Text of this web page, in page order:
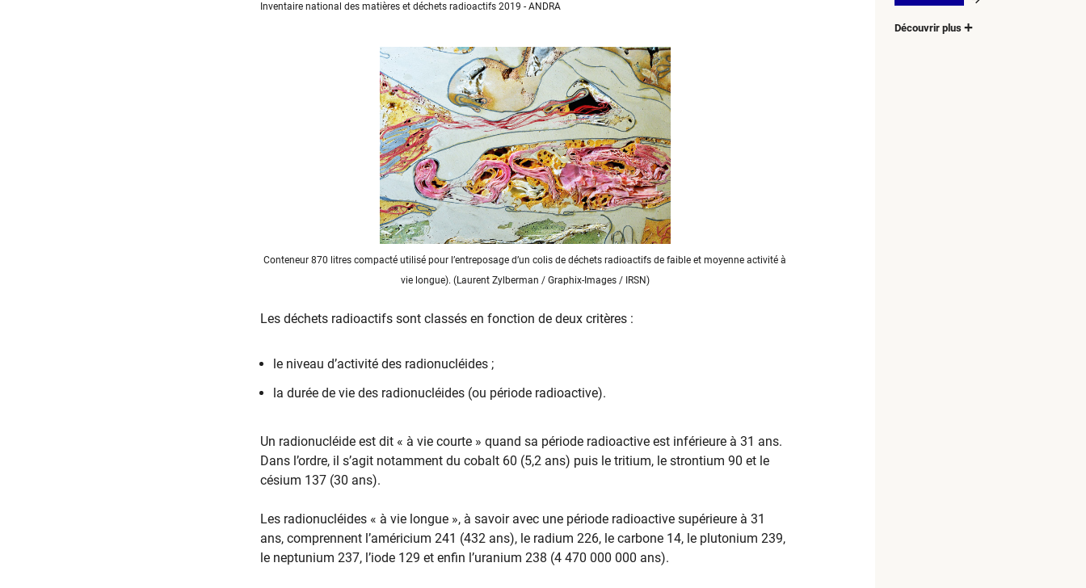
Inventaire national des matières et déchets radioactifs 2019 - ANDRA
Conteneur 870 litres compacté utilisé pour l’entreposage d’un colis de déchets radioactifs de faible et moyenne activité à
vie longue). (Laurent Zylberman / Graphix-Images / IRSN)
Les déchets radioactifs sont classés en fonction de deux critères :
le niveau d’activité des radionucléides ;
la durée de vie des radionucléides (ou période radioactive).
Un radionucléide est dit « à vie courte » quand sa période radioactive est inférieure à 31 ans.
Dans l’ordre, il s’agit notamment du cobalt 60 (5,2 ans) puis le tritium, le strontium 90 et le
césium 137 (30 ans).
Les radionucléides « à vie longue », à savoir avec une période radioactive supérieure à 31
ans, comprennent l’américium 241 (432 ans), le radium 226, le carbone 14, le plutonium 239,
le neptunium 237, l’iode 129 et enfin l’uranium 238 (4 470 000 000 ans).
Découvrir plus